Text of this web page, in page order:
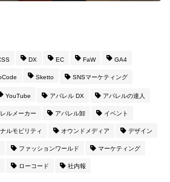
DX EC FaW GA4
Sketto SNSマーケティング
YouTube アパレル DX アパレルの達人
ルメーカー アパレル卸 イベント
ルモビリティ オウンドメディア デザイン
ファッションワールド マーケティング
ローコード 社内報